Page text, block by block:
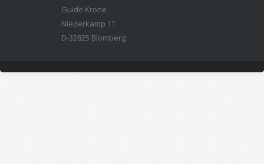
Guido Krone
Niederkamp 11
D-32825 Blomberg